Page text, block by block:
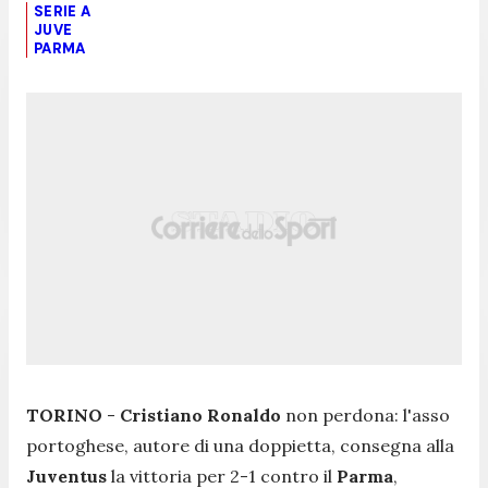
SERIE A
JUVE
PARMA
TORINO - Cristiano Ronaldo non perdona: l'asso
portoghese, autore di una doppietta, consegna alla
Juventus la vittoria per 2-1 contro il Parma,